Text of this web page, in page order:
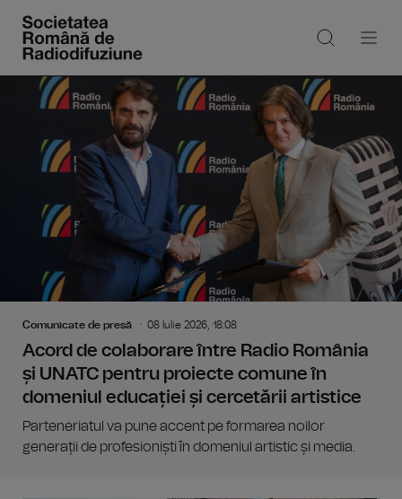
Comunicate de presă 08 Iulie 2026, 18:08
Acord de colaborare între Radio România
și UNATC pentru proiecte comune în
domeniul educației și cercetării artistice
Parteneriatul va pune accent pe formarea noilor
generații de profesioniști în domeniul artistic și media.